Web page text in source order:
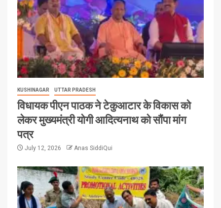
KUSHINAGAR UTTAR PRADESH
विधायक पीएन पाठक ने टेकुआटार के विकास को
लेकर मुख्यमंत्री योगी आदित्यनाथ को सौंपा मांग
पत्र
July 12, 2026 Anas SiddiQui